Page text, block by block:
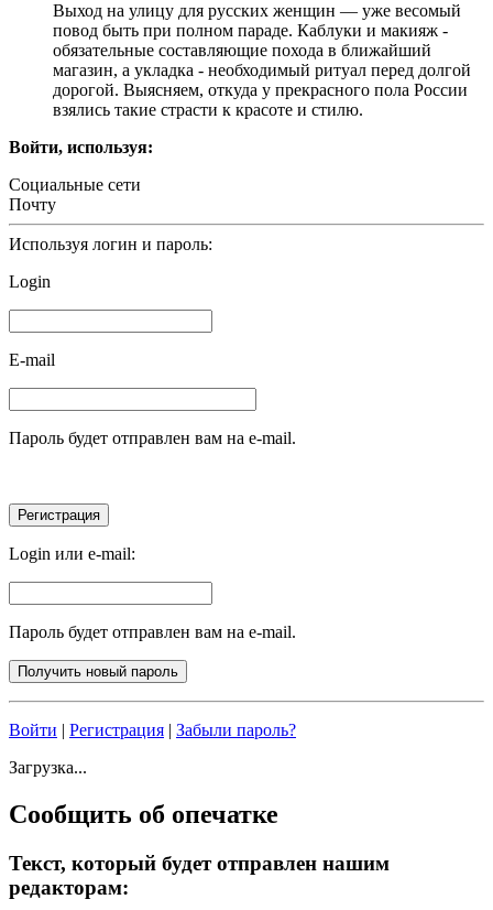
Выход на улицу для русских женщин — уже весомый
повод быть при полном параде. Каблуки и макияж -
обязательные составляющие похода в ближайший
магазин, а укладка - необходимый ритуал перед долгой
дорогой. Выясняем, откуда у прекрасного пола России
взялись такие страсти к красоте и стилю.
Войти, используя:
Социальные сети
Почту
Используя логин и пароль:
Login
E-mail
Пароль будет отправлен вам на e-mail.
Login или e-mail:
Пароль будет отправлен вам на e-mail.
Войти | Регистрация | Забыли пароль?
Загрузка...
Сообщить об опечатке
Текст, который будет отправлен нашим
редакторам: